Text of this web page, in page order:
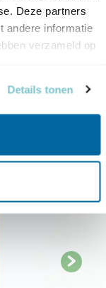
Deze partners
andere informatie
verzameld op
Details tonen
acties en tips